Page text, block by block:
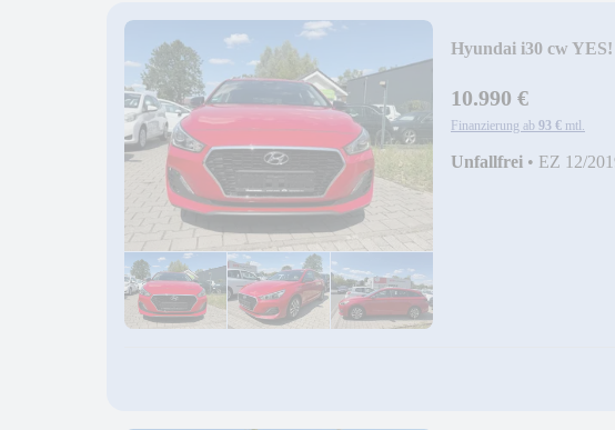
Hyundai i30 cw YES!
10.990 €
Finanzierung ab 93 € mtl.
Unfallfrei • EZ 12/